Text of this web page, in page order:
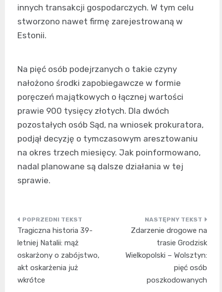
innych transakcji gospodarczych. W tym celu
stworzono nawet firmę zarejestrowaną w
Estonii.
Na pięć osób podejrzanych o takie czyny
nałożono środki zapobiegawcze w formie
poręczeń majątkowych o łącznej wartości
prawie 900 tysięcy złotych. Dla dwóch
pozostałych osób Sąd, na wniosek prokuratora,
podjął decyzję o tymczasowym aresztowaniu
na okres trzech miesięcy. Jak poinformowano,
nadal planowane są dalsze działania w tej
sprawie.
Nawigacja
wpisu
Tragiczna historia 39-
letniej Natalii: mąż
oskarżony o zabójstwo,
akt oskarżenia już
wkrótce
Zdarzenie drogowe na
trasie Grodzisk
Wielkopolski – Wolsztyn:
pięć osób
poszkodowanych